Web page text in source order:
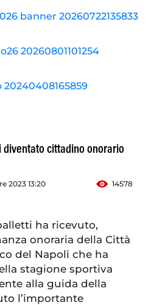
diventato cittadino onorario
2023 13:20 14578
ha ricevuto,
onoraria della Città
del Napoli che ha
stagione sportiva
alla guida della
l’importante